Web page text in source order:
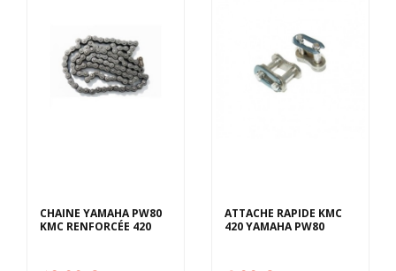
CHAINE YAMAHA PW80
KMC RENFORCÉE 420
ATTACHE RAPIDE KMC
420 YAMAHA PW80